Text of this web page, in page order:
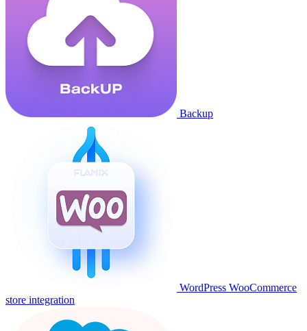
Backup
WordPress WooCommerce
store integration